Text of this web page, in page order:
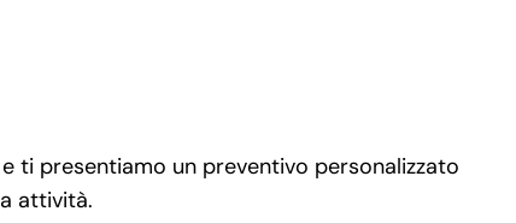
ti presentiamo un preventivo personalizzato
attività.